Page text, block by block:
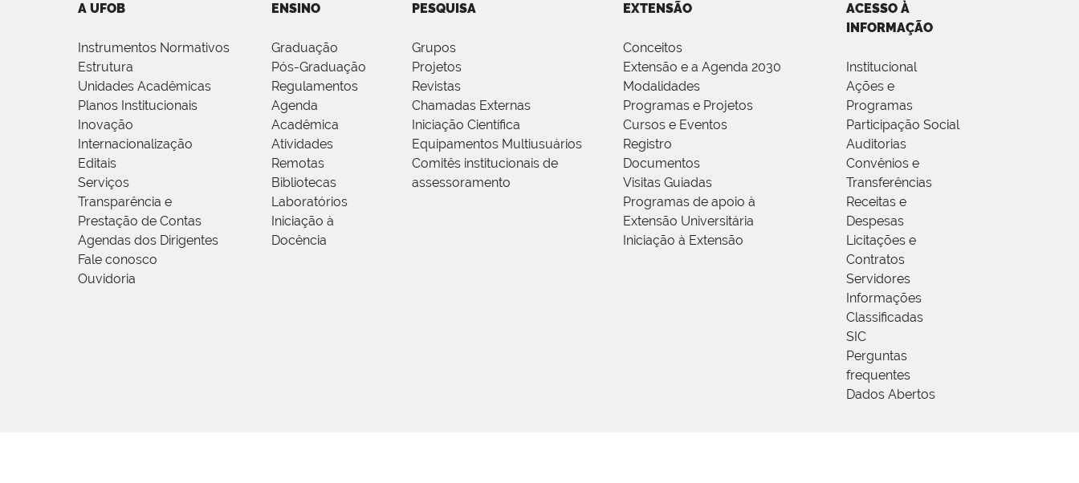
A UFOB
Instrumentos Normativos
Estrutura
Unidades Acadêmicas
Planos Institucionais
Inovação
Internacionalização
Editais
Serviços
Transparência e
Prestação de Contas
Agendas dos Dirigentes
Fale conosco
Ouvidoria
ENSINO
Graduação
Pós-Graduação
Regulamentos
Agenda
Acadêmica
Atividades
Remotas
Bibliotecas
Laboratórios
Iniciação à
Docência
PESQUISA
Grupos
Projetos
Revistas
Chamadas Externas
Iniciação Científica
Equipamentos Multiusuários
Comitês institucionais de
assessoramento
EXTENSÃO
Conceitos
Extensão e a Agenda 2030
Modalidades
Programas e Projetos
Cursos e Eventos
Registro
Documentos
Visitas Guiadas
Programas de apoio à
Extensão Universitária
Iniciação à Extensão
ACESSO À
INFORMAÇÃO
Institucional
Ações e
Programas
Participação Social
Auditorias
Convênios e
Transferências
Receitas e
Despesas
Licitações e
Contratos
Servidores
Informações
Classificadas
SIC
Perguntas
frequentes
Dados Abertos